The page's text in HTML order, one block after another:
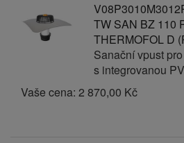
TW SAN BZ 110
THERMOFOL D
Sanační vpust
s integrovanou
Vaše cena: 2 870,00 Kč